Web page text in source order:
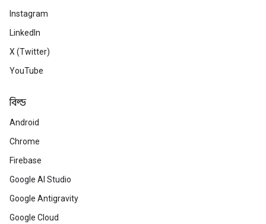
Instagram
LinkedIn
X (Twitter)
YouTube
বিল্ড
Android
Chrome
Firebase
Google AI Studio
Google Antigravity
Google Cloud